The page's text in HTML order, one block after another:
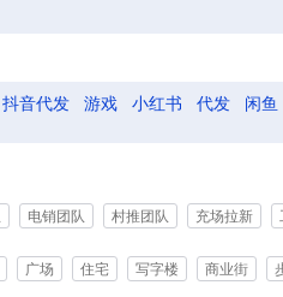
抖音代发 游戏 小红书 代发 闲鱼
电销团队 村推团队 充场拉新
广场 住宅 写字楼 商业街